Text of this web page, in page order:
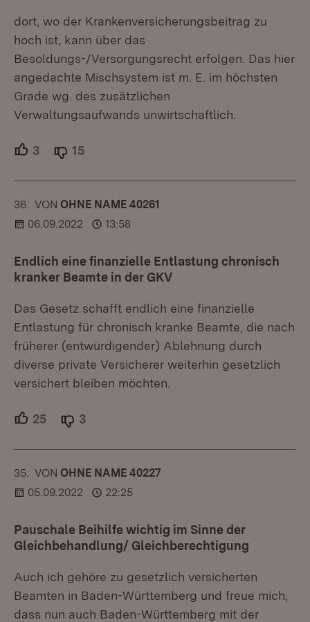
dort, wo der Krankenversicherungsbeitrag zu
hoch ist, kann über das
Besoldungs-/Versorgungsrecht erfolgen. Das hier
angedachte Mischsystem ist m. E. im höchsten
Grade wg. des zusätzlichen
Verwaltungsaufwands unwirtschaftlich.
3 Unterstützer.
15
36. KOMMENTAR
VON :OHNE NAME 40261
06.09.2022
13:58
Endlich eine finanzielle Entlastung chronisch
kranker Beamte in der GKV
Das Gesetz schafft endlich eine finanzielle
Entlastung für chronisch kranke Beamte, die nach
früherer (entwürdigender) Ablehnung durch
diverse private Versicherer weiterhin gesetzlich
versichert bleiben möchten.
25 Unterstützer.
3
35. KOMMENTAR
VON :OHNE NAME 40227
05.09.2022
22:25
Pauschale Beihilfe wichtig im Sinne der
Gleichbehandlung/ Gleichberechtigung
Auch ich gehöre zu gesetzlich versicherten
Beamten in Baden-Württemberg und freue mich,
dass nun auch Baden-Württemberg mit der